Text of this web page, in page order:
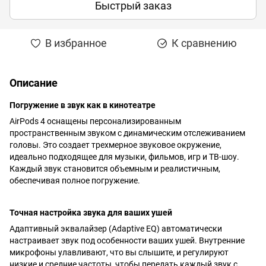
Быстрый заказ
В избранное К сравнению
Описание
Погружение в звук как в кинотеатре
AirPods 4 оснащены персонализированным
пространственным звуком с динамическим отслеживанием
головы. Это создает трехмерное звуковое окружение,
идеально подходящее для музыки, фильмов, игр и ТВ-шоу.
Каждый звук становится объемным и реалистичным,
обеспечивая полное погружение.
Точная настройка звука для ваших ушей
Адаптивный эквалайзер (Adaptive EQ) автоматически
настраивает звук под особенности ваших ушей. Внутренние
микрофоны улавливают, что вы слышите, и регулируют